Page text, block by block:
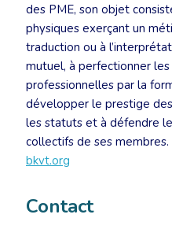
des PME, son objet
physiques exerçant un
traduction ou à
mutuel, à perfectionner les
professionnelles par la
développer le prestige
les statuts et à défendre
collectifs de ses membres.
bkvt.org
Contact